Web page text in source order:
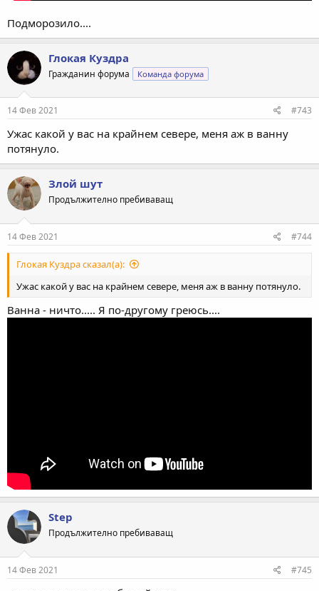
Подморозило....
Глокая Куздра
Гражданин форума Команда форума
14 Фев 2021 #743
Ужас какой у вас на крайнем севере, меня аж в ванну
потянуло.
Злой шут
Продължително пребиваващ
14 Фев 2021 #744
Глокая Куздра сказал(а):
Ужас какой у вас на крайнем севере, меня аж в ванну потянуло.
Ванна - ничто..... Я по-другому греюсь....
Step
Продължително пребиваващ
14 Фев 2021 #745